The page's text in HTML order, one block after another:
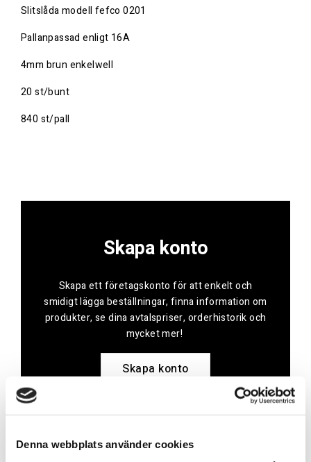
Denna webbplats använder cookies
Slitslåda modell fefco 0201
Pallanpassad enligt 16A
4mm brun enkelwell
20 st/bunt
840 st/pall
Skapa konto
Skapa ett företagskonto för att enkelt och
smidigt lägga beställningar, finna information om
produkter, se dina avtalspriser, orderhistorik och
mycket mer!
Skapa konto